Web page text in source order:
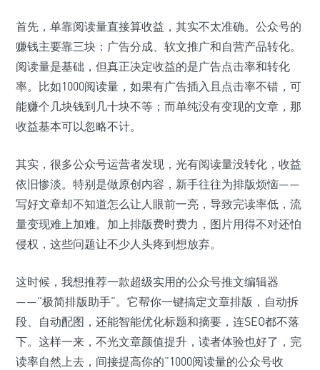
首先，单靠阅读量直接算收益，其实不太准确。公众号的
赚钱主要靠三块：广告分成、软文推广和自营产品转化。
阅读量是基础，但真正决定收益的是广告点击率和转化
率。比如1000阅读量，如果有广告插入且点击率不错，可
能赚个几块钱到几十块不等；而单纯没有变现的文章，那
收益基本可以忽略不计。
其实，很多公众号运营者发现，光有阅读量没转化，收益
依旧惨淡。特别是做原创内容，新手往往为排版烦恼——
写好文章却不知道怎么让人眼前一亮，导致完读率低，流
量变现难上加难。加上排版费时费力，图片用得不对还怕
侵权，这些问题让不少人头疼到想放弃。
这时候，我想推荐一款超级实用的公众号推文编辑器
——“极简排版助手”。它帮你一键搞定文章排版，自动拆
段、自动配图，还能智能优化标题和摘要，连SEO都不落
下。这样一来，不光文章颜值提升，读者体验也好了，完
读率自然上去，间接提高你的“1000阅读量的公众号收